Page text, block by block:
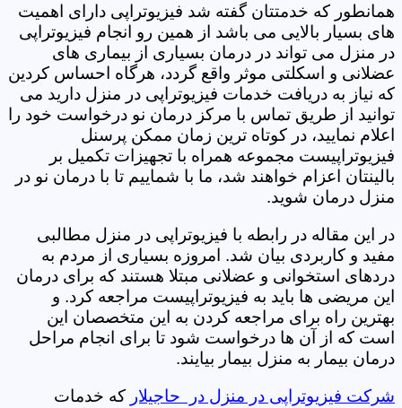
همانطور که خدمتتان گفته شد فیزیوتراپی دارای اهمیت
های بسیار بالایی می باشد از همین رو انجام فیزیوتراپی
در منزل می تواند در درمان بسیاری از بیماری های
عضلانی و اسکلتی موثر واقع گردد، هرگاه احساس کردین
که نیاز به دریافت خدمات فیزیوتراپی در منزل دارید می
توانید از طریق تماس با مرکز درمان نو درخواست خود را
اعلام نمایید، در کوتاه ترین زمان ممکن پرسنل
فیزیوتراپیست مجموعه همراه با تجهیزات تکمیل بر
بالینتان اعزام خواهند شد، ما با شماییم تا با درمان نو در
منزل درمان شوید.
در این مقاله در رابطه با فیزیوتراپی در منزل مطالبی
مفید و کاربردی بیان شد. امروزه بسیاری از مردم به
دردهای استخوانی و عضلانی مبتلا هستند که برای درمان
این مریضی ها باید به فیزیوتراپیست مراجعه کرد. و
بهترین راه برای مراجعه کردن به این متخصصان این
است که از آن ها درخواست شود تا برای انجام مراحل
درمان بیمار به منزل بیمار بیایند.
شرکت فیزیوتراپی در منزل در حاجیلار که خدمات